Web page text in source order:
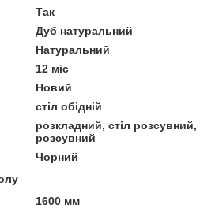
Так
Дуб натуральний
Натуральний
12 міс
Новий
стіл обідній
розкладний, стіл розсувний,
розсувний
Чорний
1600 мм